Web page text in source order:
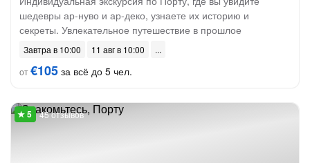
шедевры ар-нуво и ар-деко, узнаете их историю и
секреты. Увлекательное путешествие в прошлое
Завтра в 10:00
11 авг в 10:00
от€105 за всё до 5 чел.
45 отзывов